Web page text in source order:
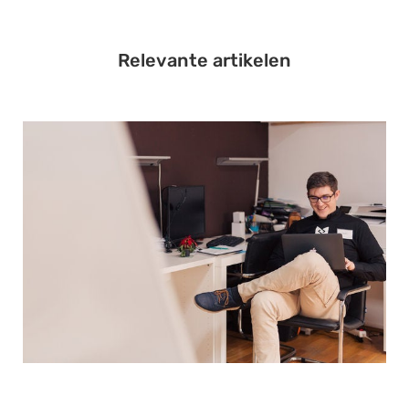
Relevante artikelen